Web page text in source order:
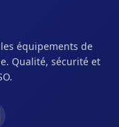
équipements de
Qualité, sécurité et